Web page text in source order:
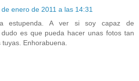
de enero de 2011 a las 14:31
estupenda. A ver si soy capaz de
es que pueda hacer unas fotos tan
Enhorabuena.